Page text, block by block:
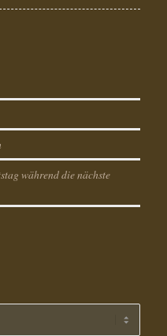
während die nächste